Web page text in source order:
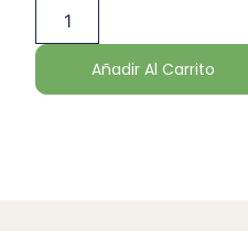
Añadir Al Carrito